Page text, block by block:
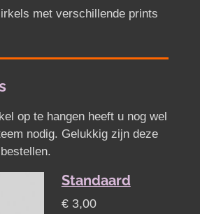
met verschillende prints
op te hangen heeft u nog wel
nodig. Gelukkig zijn deze
Standaard
€ 3,00